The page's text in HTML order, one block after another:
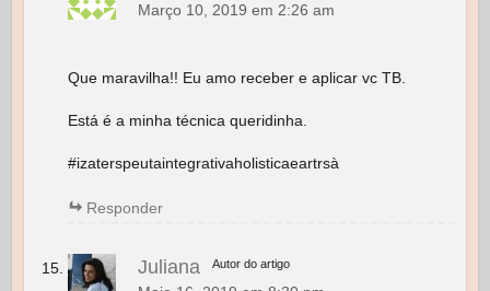
Março 10, 2019 em 2:26 am
Que maravilha!! Eu amo receber e aplicar vc TB.
Está é a minha técnica queridinha.
#izaterspeutaintegrativaholisticaeartrsà
Responder
Juliana Autor do artigo